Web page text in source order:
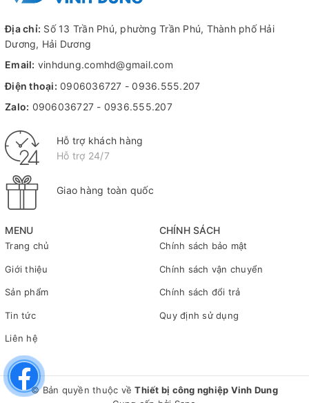
MENU
Trang chủ
Giới thiệu
Sản phẩm
Tin tức
Liên hệ
CHÍNH SÁCH
Chính sách bảo mật
Chính sách vận chuyển
Chính sách đổi trả
Quy định sử dụng
Địa chỉ: Số 13 Trần Phú, phường Trần Phú, Thành phố Hải
Dương, Hải Dương
Email: vinhdung.comhd@gmail.com
Điện thoại: 0906036727 -0936.555.207
Zalo: 0906036727 - 0936.555.207
Hỗ trợ khách hàng
Hỗ trợ 24/7
Giao hàng toàn quốc
© Bản quyền thuộc vềThiết bị công nghiệp Vinh Dung